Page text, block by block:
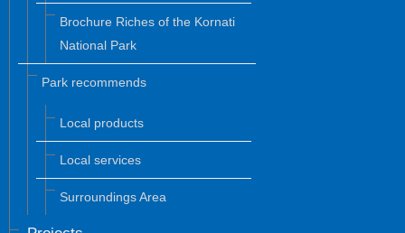
Brochure Riches of the Kornati
National Park
Park recommends
Local products
Local services
Surroundings Area